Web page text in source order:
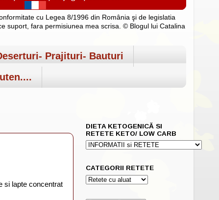
cu Legea 8/1996 din România şi de legislatia
suport, fara permisiunea mea scrisa. © Blogul lui Catalina
Prajituri- Bauturi
si lapte concentrat
DIETA KETOGENICĂ SI
RETETE KETO/ LOW CARB
CATEGORII RETETE